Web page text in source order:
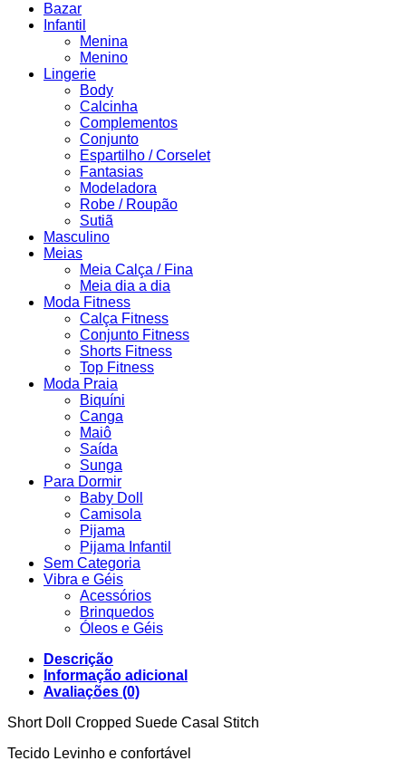
Bazar
Infantil
Menina
Menino
Lingerie
Body
Calcinha
Complementos
Conjunto
Espartilho / Corselet
Fantasias
Modeladora
Robe / Roupão
Sutiã
Masculino
Meias
Meia Calça / Fina
Meia dia a dia
Moda Fitness
Calça Fitness
Conjunto Fitness
Shorts Fitness
Top Fitness
Moda Praia
Biquíni
Canga
Maiô
Saída
Sunga
Para Dormir
Baby Doll
Camisola
Pijama
Pijama Infantil
Sem Categoria
Vibra e Géis
Acessórios
Brinquedos
Óleos e Géis
Descrição
Informação adicional
Avaliações (0)
Short Doll Cropped Suede Casal Stitch
Tecido Levinho e confortável